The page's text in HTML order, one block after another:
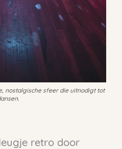
nostalgische sfeer die uitnodigt tot
retro door